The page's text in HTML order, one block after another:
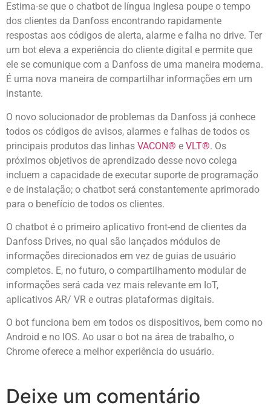
Estima-se que o chatbot de língua inglesa poupe o tempo
dos clientes da Danfoss encontrando rapidamente
respostas aos códigos de alerta, alarme e falha no drive. Ter
um bot eleva a experiência do cliente digital e permite que
ele se comunique com a Danfoss de uma maneira moderna.
É uma nova maneira de compartilhar informações em um
instante.
O novo solucionador de problemas da Danfoss já conhece
todos os códigos de avisos, alarmes e falhas de todos os
principais produtos das linhas VACON® e VLT®. Os
próximos objetivos de aprendizado desse novo colega
incluem a capacidade de executar suporte de programação
e de instalação; o chatbot será constantemente aprimorado
para o benefício de todos os clientes.
O chatbot é o primeiro aplicativo front-end de clientes da
Danfoss Drives, no qual são lançados módulos de
informações direcionados em vez de guias de usuário
completos. E, no futuro, o compartilhamento modular de
informações será cada vez mais relevante em IoT,
aplicativos AR/ VR e outras plataformas digitais.
O bot funciona bem em todos os dispositivos, bem como no
Android e no IOS. Ao usar o bot na área de trabalho, o
Chrome oferece a melhor experiência do usuário.
Deixe um comentário